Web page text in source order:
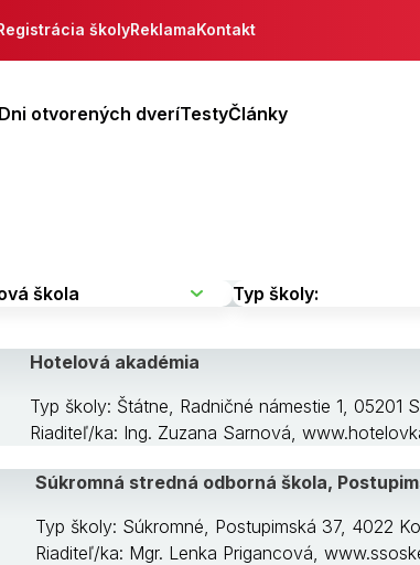
školyReklamaKontakt
Dni otvorených dveríTestyČlánky
Hotelová akadémia
Typ školy: Štátne, Radničné námestie 1, 05201
Riaditeľ/ka: Ing. Zuzana Sarnová,
Súkromná stredná odborná škola,
Typ školy: Súkromné, Postupimská 37, 4022
Riaditeľ/ka: Mgr. Lenka Prigancová,